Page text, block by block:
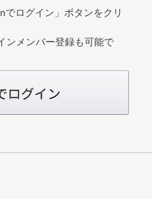
でログイン」ボタンをクリ
ンメンバー登録も可能で